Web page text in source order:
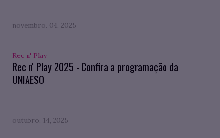
novembro. 04, 2025
Rec n' Play
Rec n' Play 2025 - Confira a programação da
UNIAESO
outubro. 14, 2025